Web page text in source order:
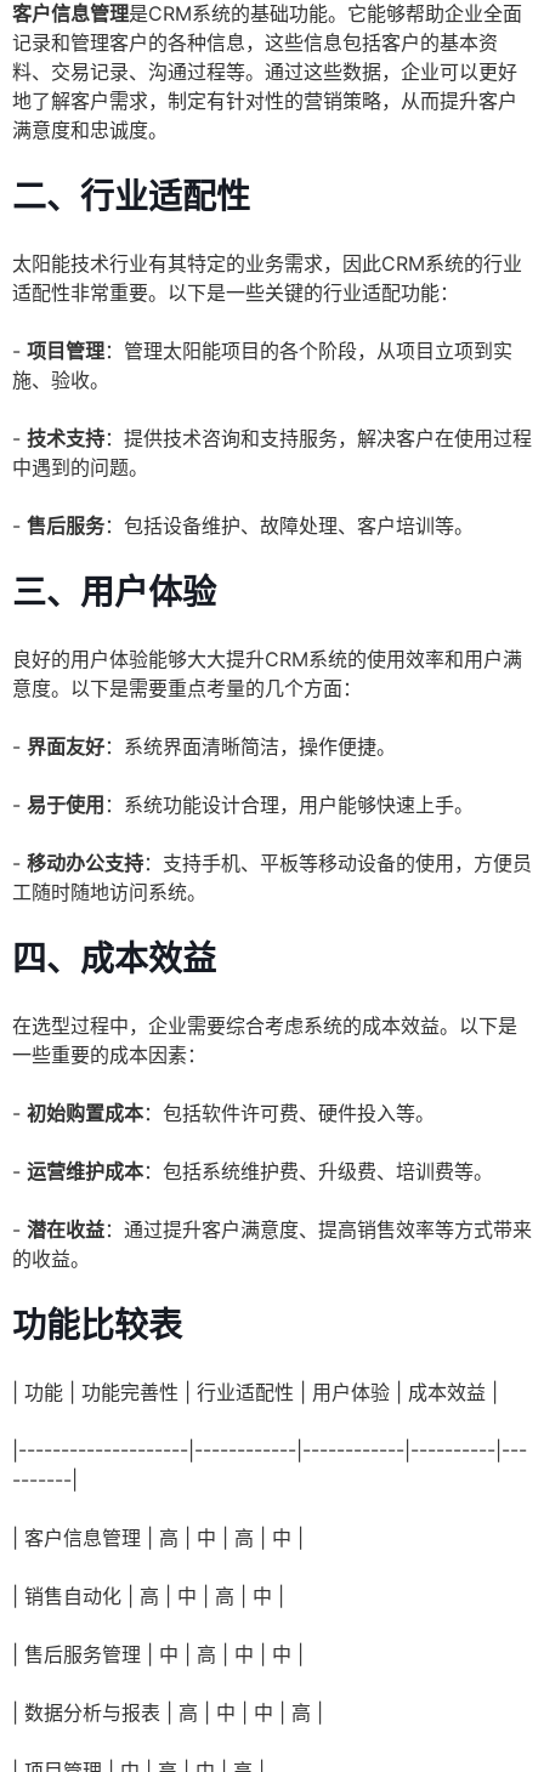
客户信息管理是CRM系统的基础功能。它能够帮助企业全面
记录和管理客户的各种信息，这些信息包括客户的基本资
料、交易记录、沟通过程等。通过这些数据，企业可以更好
地了解客户需求，制定有针对性的营销策略，从而提升客户
满意度和忠诚度。
二、行业适配性
太阳能技术行业有其特定的业务需求，因此CRM系统的行业
适配性非常重要。以下是一些关键的行业适配功能：
- 项目管理：管理太阳能项目的各个阶段，从项目立项到实
施、验收。
- 技术支持：提供技术咨询和支持服务，解决客户在使用过程
中遇到的问题。
- 售后服务：包括设备维护、故障处理、客户培训等。
三、用户体验
良好的用户体验能够大大提升CRM系统的使用效率和用户满
意度。以下是需要重点考量的几个方面：
- 界面友好：系统界面清晰简洁，操作便捷。
- 易于使用 ：系统功能设计合理，用户能够快速上手。
- 移动办公支持：支持手机、平板等移动设备的使用，方便员
工随时随地访问系统。
四、成本效益
在选型过程中，企业需要综合考虑系统的成本效益。以下是
一些重要的成本因素：
- 初始购置成本：包括软件许可费、硬件投入等。
- 运营维护成本：包括系统维护费、升级费、培训费等。
- 潜在收益：通过提升客户满意度、提高销售效率等方式带来
的收益。
功能比较表
| 功能 | 功能完善性 | 行业适配性 | 用户体验 | 成本效益 |
|--------------------|------------|------------|----------|---
-------|
| 客户信息管理 | 高 | 中 | 高 | 中 |
| 销售自动化 | 高 | 中 | 高 | 中 |
| 售后服务管理 | 中 | 高 | 中 | 中 |
| 数据分析与报表 | 高 | 中 | 中 | 高 |